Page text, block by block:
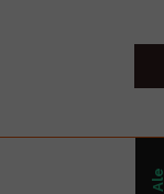
Ale